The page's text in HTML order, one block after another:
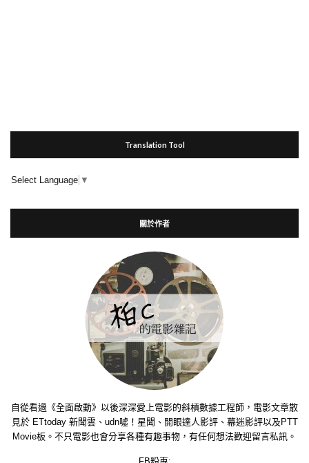
Translation Tool
Select Language ▼
關於作者
自從看過《全面啟動》以後深深愛上電影的斜槓數據工程師，電影文章散
見於 ETtoday 新聞雲、udn噓！星聞、開眼達人影評、幕迷影評以及PTT
Movie板。不只電影也會分享各種有趣事物，有任何想法歡迎留言私訊。